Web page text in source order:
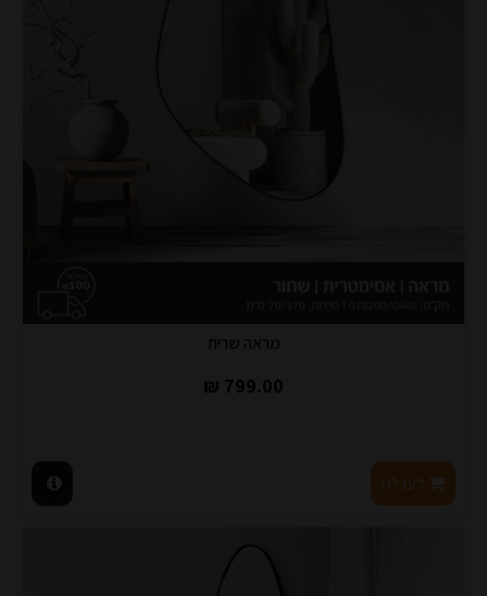
מראה שרית
799.00 ₪
לעגלה